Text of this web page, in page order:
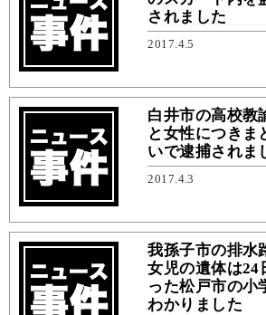
されました
2017.4.5
白井市の高校教
と女性につきま
いで逮捕されま
2017.4.3
我孫子市の排水
女児の遺体は24
った松戸市の小
わかりました